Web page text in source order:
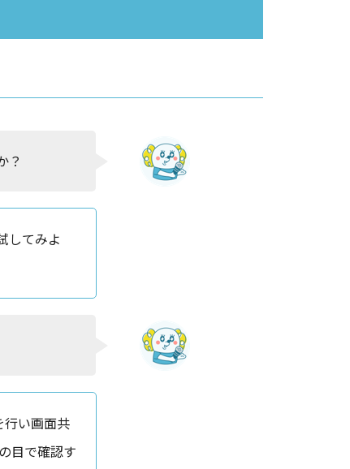
？
してみよ
行い画面共
目で確認す